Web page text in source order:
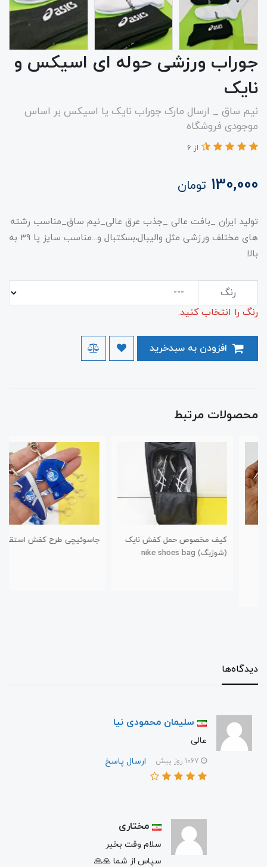
جوراب ورزشی حوله ای اسیکس و
نایک
نیم ساق _ ارسال مارک جوراب نایک یا اسیکس بر اساس
موجودی فروشگاه
از 6
130,000 تومان
تولید ایران _بافت عالی _جذب عرق عالی_نیم ساق_مناسب رشته
های مختلف ورزشی مثل والیبال،بسکتبال و...مناسب سایز پا ۳۹ به
بالا
رنگ
رنگ را انتخاب کنید.
محصولات مرتبط
کیف مخصوص حمل کفش نایک
(شوزبگ) nike shoes bag
جاسوئیچی طرح کفش استقلال
دیدگاه‌ها
سلیمان محمودی نیا
عالی
ارسال پاسخ
مختاری
سلام وقت بخیر
سپاس از شما 🙏🙏